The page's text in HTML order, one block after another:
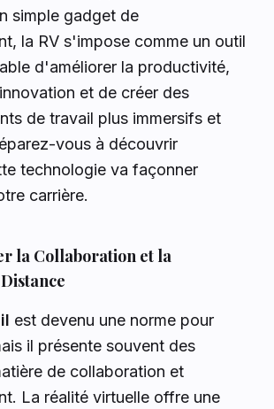
simple gadget de
la RV s'impose comme un outil
d'améliorer la productivité,
et de créer des
de travail plus immersifs et
vous à découvrir
technologie va façonner
carrière.
la Collaboration et la
est devenu une norme pour
il présente souvent des
de collaboration et
La réalité virtuelle offre une